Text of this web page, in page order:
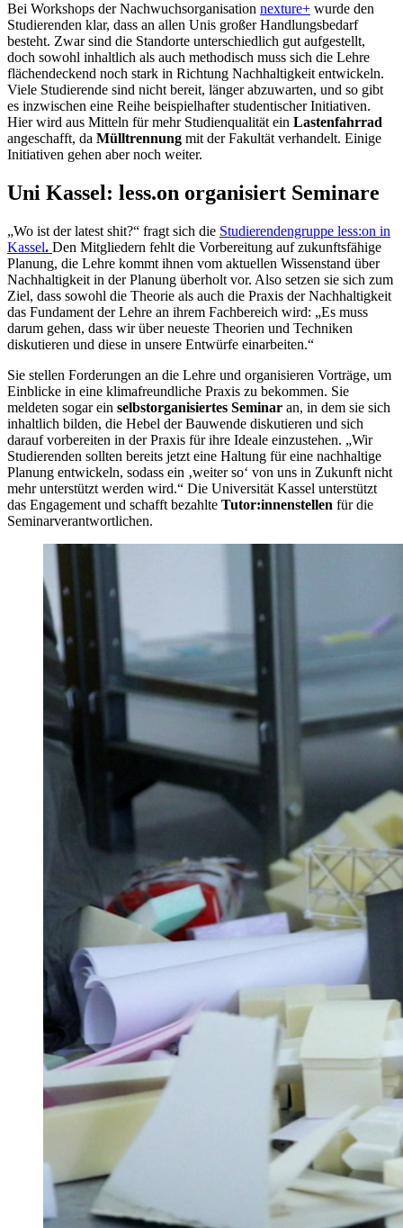
Bei Workshops der Nachwuchsorganisation nexture+ wurde den
Studierenden klar, dass an allen Unis großer Handlungsbedarf
besteht. Zwar sind die Standorte unterschiedlich gut aufgestellt,
doch sowohl inhaltlich als auch methodisch muss sich die Lehre
flächendeckend noch stark in Richtung Nachhaltigkeit entwickeln.
Viele Studierende sind nicht bereit, länger abzuwarten, und so gibt
es inzwischen eine Reihe beispielhafter studentischer Initiativen.
Hier wird aus Mitteln für mehr Studienqualität ein Lastenfahrrad
angeschafft, da Mülltrennung mit der Fakultät verhandelt. Einige
Initiativen gehen aber noch weiter.
Uni Kassel: less.on organisiert Seminare
„Wo ist der latest shit?“ fragt sich die Studierendengruppe less:on in
Kassel. Den Mitgliedern fehlt die Vorbereitung auf zukunftsfähige
Planung, die Lehre kommt ihnen vom aktuellen Wissenstand über
Nachhaltigkeit in der Planung überholt vor. Also setzen sie sich zum
Ziel, dass sowohl die Theorie als auch die Praxis der Nachhaltigkeit
das Fundament der Lehre an ihrem Fachbereich wird: „Es muss
darum gehen, dass wir über neueste Theorien und Techniken
diskutieren und diese in unsere Entwürfe einarbeiten.“
Sie stellen Forderungen an die Lehre und organisieren Vorträge, um
Einblicke in eine klimafreundliche Praxis zu bekommen. Sie
meldeten sogar ein selbstorganisiertes Seminar an, in dem sie sich
inhaltlich bilden, die Hebel der Bauwende diskutieren und sich
darauf vorbereiten in der Praxis für ihre Ideale einzustehen. „Wir
Studierenden sollten bereits jetzt eine Haltung für eine nachhaltige
Planung entwickeln, sodass ein ‚weiter so‘ von uns in Zukunft nicht
mehr unterstützt werden wird.“ Die Universität Kassel unterstützt
das Engagement und schafft bezahlte Tutor:innenstellen für die
Seminarverantwortlichen.